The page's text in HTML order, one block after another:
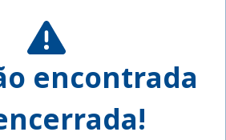
encontrada